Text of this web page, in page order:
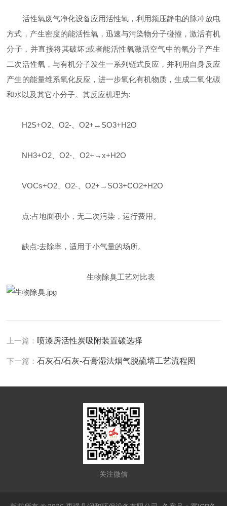
活性氧废气净化设备应用活性氧，利用频压静电的脉冲放电
方式，产生密度的能活性氧，迅速与污染物分子碰撞，激活有机
分子，并直接将其破坏;或者能活性氧激活空气中的氧分子产生
二次活性氧，与有机分子发生一系列链式反应，并利用自身反应
产生的能量维系氧化反应，进一步氧化有机物质，生成二氧化碳
和水以及其它小分子。其反应机理为:
H2S+O2、O2-、O2+→SO3+H2O
NH3+O2、O2-、O2+→x+H2O
VOCs+O2、O2-、O2+→SO3+CO2+H2O
点:占地面积小，无二次污染，运行费用。
缺点:去除率，适用于小气量的场所。
生物除臭工艺对比表
上一篇： 喷漆房活性炭吸附装置碳选择
下一篇：石灰石/石灰-石膏湿法烟气脱硫塔工艺流程图
关注微信